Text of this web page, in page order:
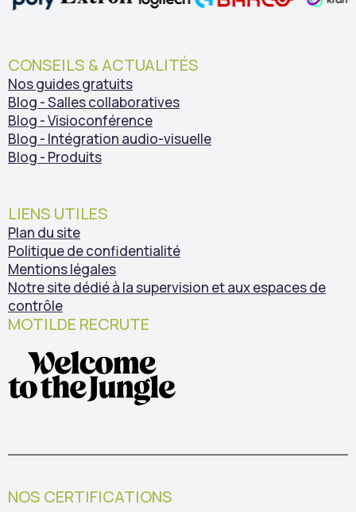
CONSEILS & ACTUALITÉS
Nos guides gratuits
Blog - Salles collaboratives
Blog - Visioconférence
Blog - Intégration audio-visuelle
Blog - Produits
LIENS UTILES
Plan du site
Politique de confidentialité
Mentions légales
Notre site dédié à la supervision et aux espaces de
contrôle
MOTILDE RECRUTE
NOS CERTIFICATIONS